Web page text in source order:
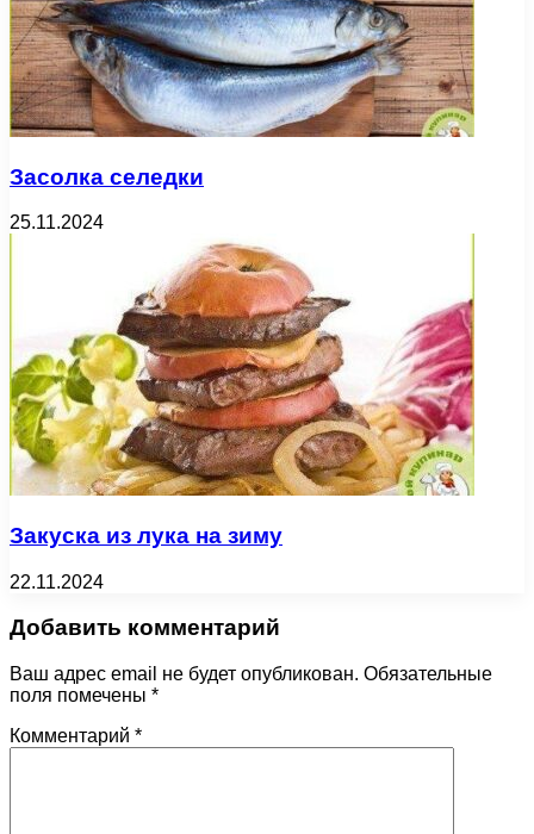
Засолка селедки
25.11.2024
Закуска из лука на зиму
22.11.2024
Добавить комментарий
Ваш адрес email не будет опубликован. Обязательные
поля помечены *
Комментарий *